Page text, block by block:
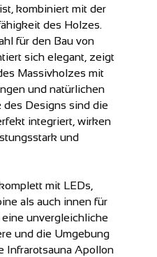
kombiniert mit der
des Holzes.
für den Bau von
sich elegant, zeigt
Massivholzes mit
und natürlichen
des Designs sind die
integriert, wirken
und
mit LEDs,
als auch innen für
unvergleichliche
und die Umgebung
Infrarotsauna Apollon